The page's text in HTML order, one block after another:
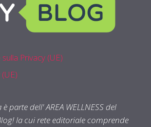
Privacy (UE)
parte dell' AREA WELLNESS del
la cui rete editoriale comprende